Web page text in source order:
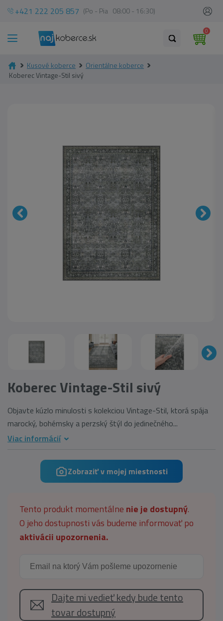
+421 222 205 857 (Po - Pia 08:00 - 16:30)
0
Kusové koberce
Orientálne koberce
Koberec Vintage-Stil sivý
Koberec Vintage-Stil sivý
Objavte kúzlo minulosti s kolekciou Vintage-Stil, ktorá spája
marocký, bohémsky a perzský štýl do jedinečného...
Viac informácií
Zobraziť v mojej miestnosti
Tento produkt momentálne nie je dostupný.
O jeho dostupnosti vás budeme informovať po
aktivácii upozornenia.
Dajte mi vedieť kedy bude tento
tovar dostupný